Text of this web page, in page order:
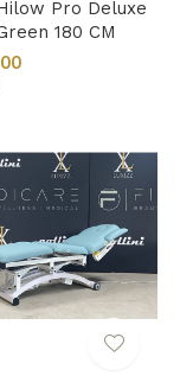
Pro Deluxe
180 CM